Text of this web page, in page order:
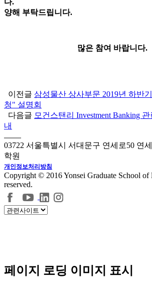
다.
양해 부탁드립니다.
많은 참여 바랍니다.
이전글 삼성물산 상사부문 2019년 하반
청" 설명회
다음글 모건스탠리 Investment Banking
내
03722 서울특별시 서대문구 연세로50 연
학원
개인정보처리방침
Copyright © 2016 Yonsei Graduate School of
reserved.
페이지 로딩 이미지 표시